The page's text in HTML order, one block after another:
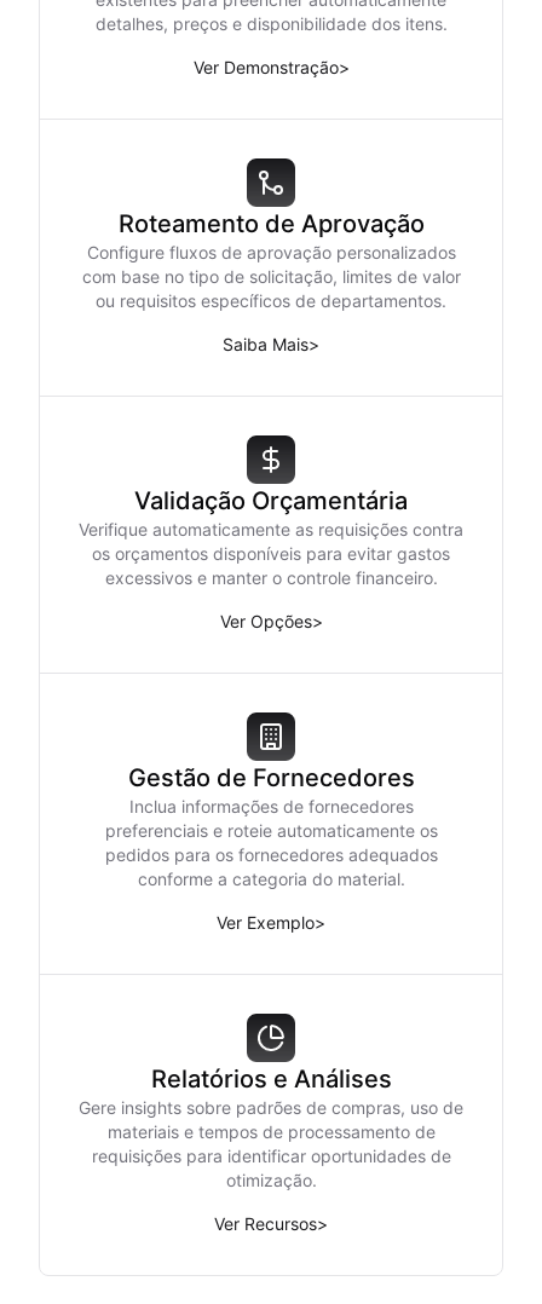
detalhes, preços e disponibilidade dos itens.
Ver Demonstração>
Roteamento de Aprovação
Configure fluxos de aprovação personalizados
com base no tipo de solicitação, limites de valor
ou requisitos específicos de departamentos.
Saiba Mais>
Validação Orçamentária
Verifique automaticamente as requisições contra
os orçamentos disponíveis para evitar gastos
excessivos e manter o controle financeiro.
Ver Opções>
Gestão de Fornecedores
Inclua informações de fornecedores
preferenciais e roteie automaticamente os
pedidos para os fornecedores adequados
conforme a categoria do material.
Ver Exemplo>
Relatórios e Análises
Gere insights sobre padrões de compras, uso de
materiais e tempos de processamento de
requisições para identificar oportunidades de
otimização.
Ver Recursos>